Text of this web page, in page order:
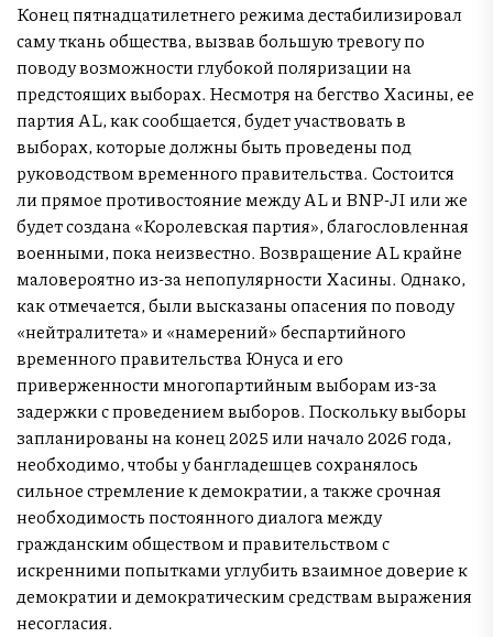
Конец пятнадцатилетнего режима дестабилизировал
саму ткань общества, вызвав большую тревогу по
поводу возможности глубокой поляризации на
предстоящих выборах. Несмотря на бегство Хасины, ее
партия AL, как сообщается, будет участвовать в
выборах, которые должны быть проведены под
руководством временного правительства. Состоится
ли прямое противостояние между AL и BNP-JI или же
будет создана «Королевская партия», благословленная
военными, пока неизвестно. Возвращение AL крайне
маловероятно из-за непопулярности Хасины. Однако,
как отмечается, были высказаны опасения по поводу
«нейтралитета» и «намерений» беспартийного
временного правительства Юнуса и его
приверженности многопартийным выборам из-за
задержки с проведением выборов. Поскольку выборы
запланированы на конец 2025 или начало 2026 года,
необходимо, чтобы у бангладешцев сохранялось
сильное стремление к демократии, а также срочная
необходимость постоянного диалога между
гражданским обществом и правительством с
искренними попытками углубить взаимное доверие к
демократии и демократическим средствам выражения
несогласия.